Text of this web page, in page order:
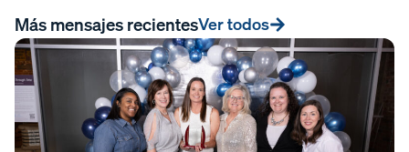
Más mensajes recientesVer todos